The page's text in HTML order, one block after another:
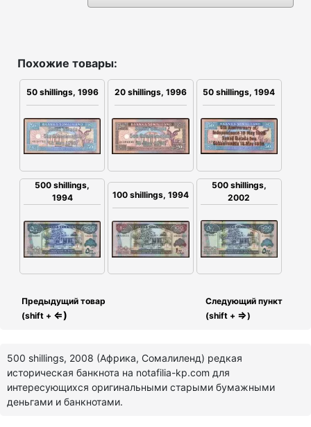
Похожие товары:
50 shillings, 1996 20 shillings, 1996 50 shillings, 1994
500 shillings,
1994
100 shillings, 1994
500 shillings,
2002
Предыдущий товар
(shift + ⇐)
Следующий пункт
(shift + ⇒)
500 shillings, 2008 (Африка, Сомалиленд) редкая
историческая банкнота на notafilia-kp.com для
интересующихся оригинальными старыми бумажными
деньгами и банкнотами.